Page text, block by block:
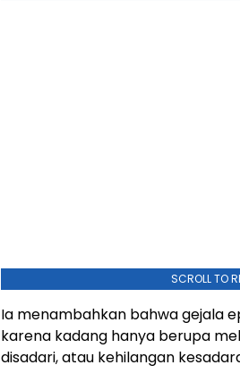
SCROLL TO
Ia menambahkan bahwa gejala
karena kadang hanya berupa
disadari, atau kehilangan